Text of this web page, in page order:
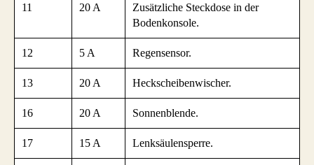
11 20 A
Zusätzliche Steckdose in der
Bodenkonsole.
12 5 A Regensensor.
13 20 A Heckscheibenwischer.
16 20 A Sonnenblende.
17 15 A Lenksäulensperre.